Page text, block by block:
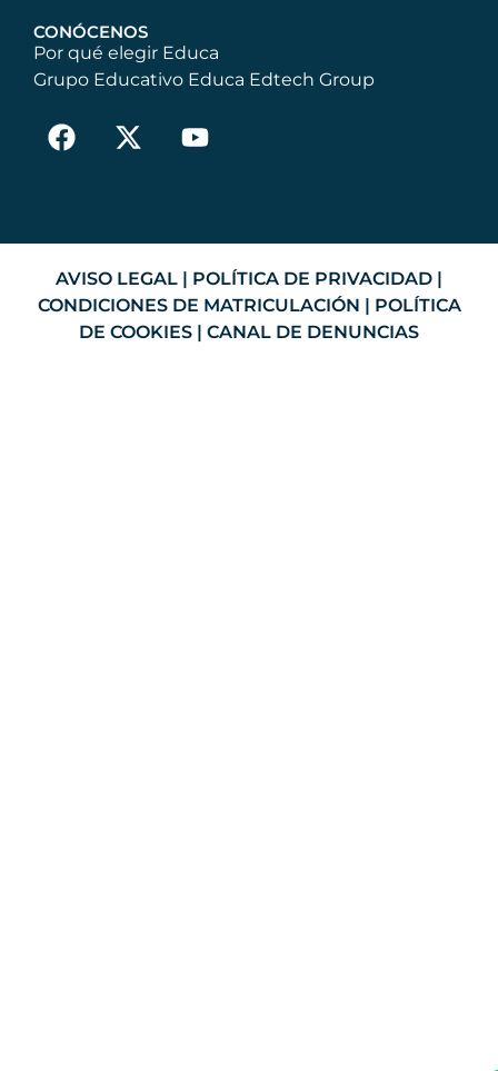
CONÓCENOS
Por qué elegir Educa
Grupo Educativo Educa Edtech Group
AVISO LEGAL | POLÍTICA DE PRIVACIDAD |
CONDICIONES DE MATRICULACIÓN | POLÍTICA
DE COOKIES | CANAL DE DENUNCIAS